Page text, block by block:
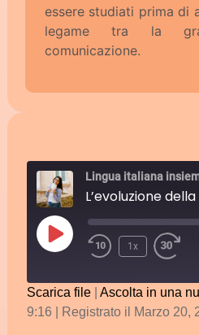
essere studiati prima di
legame tra la
comunicazione.
Lingua italiana
1x
Apple Podcasts
SHARE
Scarica file Ascolta in una
9:16
Registrato il Marzo 20,